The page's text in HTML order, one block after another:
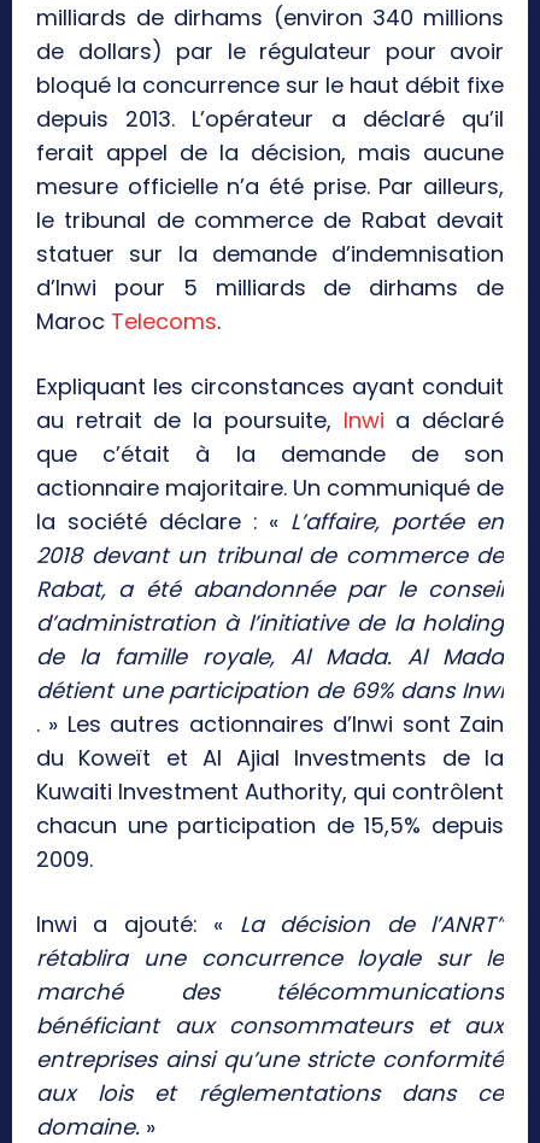
milliards de dirhams (environ 340 millions
de dollars) par le régulateur pour avoir
bloqué la concurrence sur le haut débit fixe
depuis 2013. L’opérateur a déclaré qu’il
ferait appel de la décision, mais aucune
mesure officielle n’a été prise. Par ailleurs,
le tribunal de commerce de Rabat devait
statuer sur la demande d’indemnisation
d’Inwi pour 5 milliards de dirhams de
Maroc Telecoms.
Expliquant les circonstances ayant conduit
au retrait de la poursuite, Inwi a déclaré
que c’était à la demande de son
actionnaire majoritaire. Un communiqué de
la société déclare : « L’affaire, portée en
2018 devant un tribunal de commerce de
Rabat, a été abandonnée par le conseil
d’administration à l’initiative de la holding
de la famille royale, Al Mada. Al Mada
détient une participation de 69% dans Inwi
. » Les autres actionnaires d’Inwi sont Zain
du Koweït et Al Ajial Investments de la
Kuwaiti Investment Authority, qui contrôlent
chacun une participation de 15,5% depuis
2009.
Inwi a ajouté: « La décision de l’ANRT”
rétablira une concurrence loyale sur le
marché des télécommunications
bénéficiant aux consommateurs et aux
entreprises ainsi qu’une stricte conformité
aux lois et réglementations dans ce
domaine. »